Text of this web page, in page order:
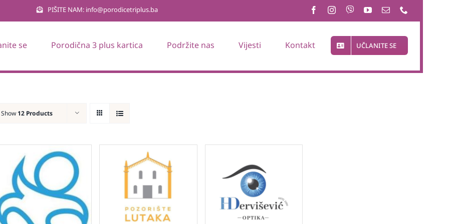
PIŠITE NAM: info@porodicetriplus.ba
se Porodična 3 plus kartica Podržite nas Vijesti Kontakt UČLANITE SE
Show 12 Products